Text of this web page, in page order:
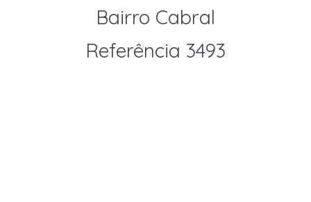
Bairro Cabral
Referência 3493